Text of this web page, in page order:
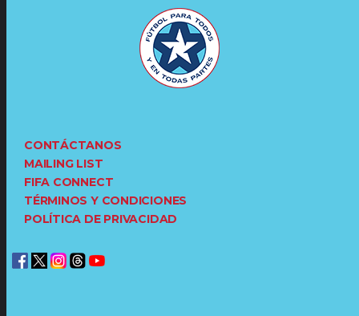
CONTÁCTANOS
MAILING LIST
FIFA CONNECT
TÉRMINOS Y CONDICIONES
POLÍTICA DE PRIVACIDAD